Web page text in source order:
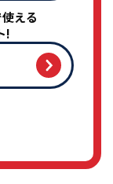
える
!